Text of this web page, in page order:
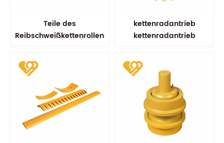
Teile des
Reibschweißkettenrollens
kettenradantrieb
kettenradantrieb
fahrradersatzteile